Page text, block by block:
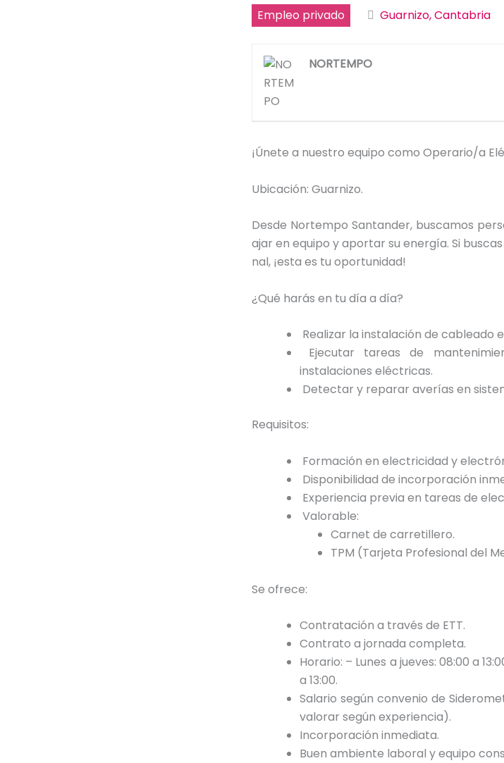
Empleo privado Guarnizo, Cantabria
NORTEMPO
¡Únete a nuestro equipo como Operario/a
Ubicación: Guarnizo.
Desde Nortempo Santander, buscamos
ajar en equipo y aportar su energía. Si
nal, ¡esta es tu oportunidad!
¿Qué harás en tu día a día?
Realizar la instalación de cableado
Ejecutar tareas de
instalaciones eléctricas.
Detectar y reparar averías en
Requisitos:
Formación en electricidad y
Disponibilidad de incorporación
Experiencia previa en tareas de
Valorable:
Carnet de carretillero.
TPM (Tarjeta Profesional del
Se ofrece:
Contratación a través de ETT.
Contrato a jornada completa.
Horario: – Lunes a jueves: 08:00 a
a 13:00.
Salario según convenio de
valorar según experiencia).
Incorporación inmediata.
Buen ambiente laboral y equipo